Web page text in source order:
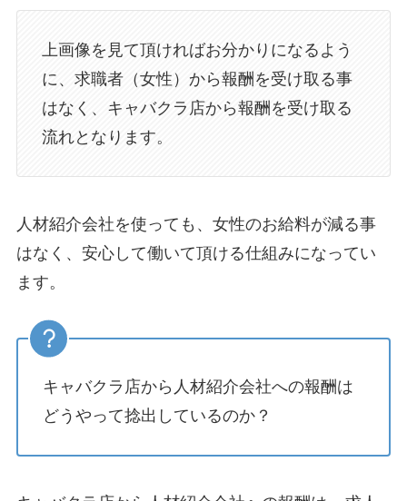
上画像を見て頂ければお分かりになるよう
に、求職者（女性）から報酬を受け取る事
はなく、キャバクラ店から報酬を受け取る
流れとなります。
人材紹介会社を使っても、女性のお給料が減る事
はなく、安心して働いて頂ける仕組みになってい
ます。
キャバクラ店から人材紹介会社への報酬は
どうやって捻出しているのか？